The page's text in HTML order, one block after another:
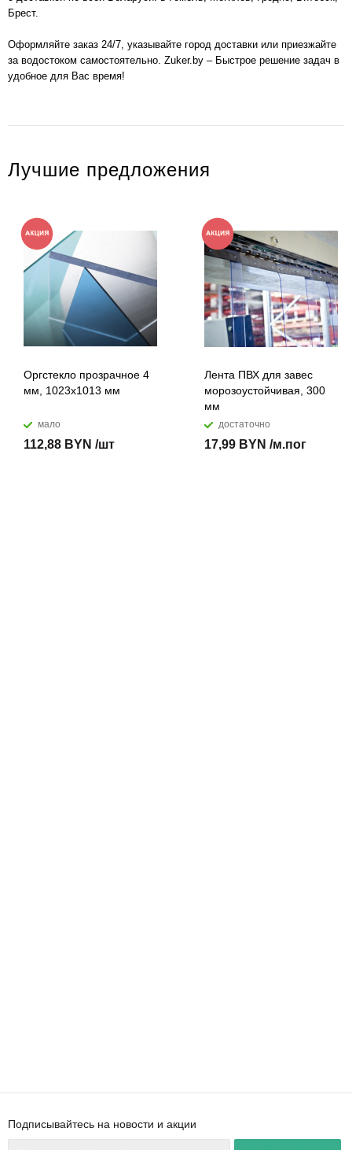
Брест.
Оформляйте заказ 24/7, указывайте город доставки или приезжайте
за водостоком самостоятельно. Zuker.by – Быстрое решение задач в
удобное для Вас время!
Лучшие предложения
Оргстекло прозрачное 4
мм, 1023x1013 мм
мало
112,88 BYN /шт
Лента ПВХ для завес
морозоустойчивая, 300
мм
достаточно
17,99 BYN /м.пог
Подписывайтесь на новости и акции